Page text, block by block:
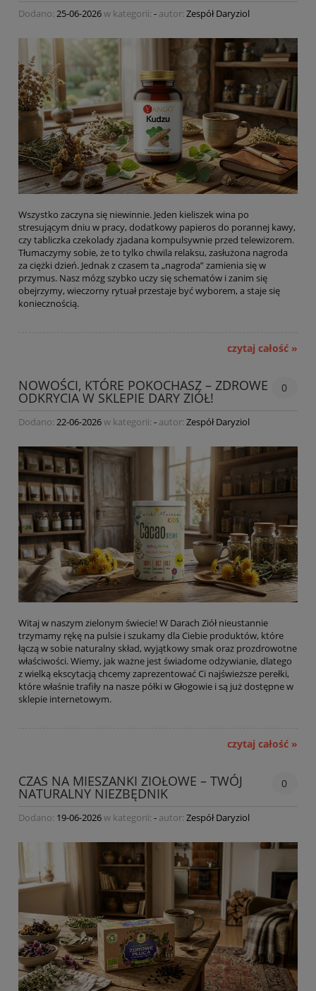
Dodano: 25-06-2026w kategorii: - autor: Zespół Daryziol
Wszystko zaczyna się niewinnie. Jeden kieliszek wina po
stresującym dniu w pracy, dodatkowy papieros do porannej kawy,
czy tabliczka czekolady zjadana kompulsywnie przed telewizorem.
Tłumaczymy sobie, że to tylko chwila relaksu, zasłużona nagroda
za ciężki dzień. Jednak z czasem ta „nagroda” zamienia się w
przymus. Nasz mózg szybko uczy się schematów i zanim się
obejrzymy, wieczorny rytuał przestaje być wyborem, a staje się
koniecznością.
czytaj całość »
NOWOŚCI, KTÓRE POKOCHASZ – ZDROWE
ODKRYCIA W SKLEPIE DARY ZIÓŁ!
0
Dodano: 22-06-2026w kategorii: - autor: Zespół Daryziol
Witaj w naszym zielonym świecie! W Darach Ziół nieustannie
trzymamy rękę na pulsie i szukamy dla Ciebie produktów, które
łączą w sobie naturalny skład, wyjątkowy smak oraz prozdrowotne
właściwości. Wiemy, jak ważne jest świadome odżywianie, dlatego
z wielką ekscytacją chcemy zaprezentować Ci najświeższe perełki,
które właśnie trafiły na nasze półki w Głogowie i są już dostępne w
sklepie internetowym.
czytaj całość »
CZAS NA MIESZANKI ZIOŁOWE – TWÓJ
NATURALNY NIEZBĘDNIK
0
Dodano: 19-06-2026w kategorii: - autor: Zespół Daryziol